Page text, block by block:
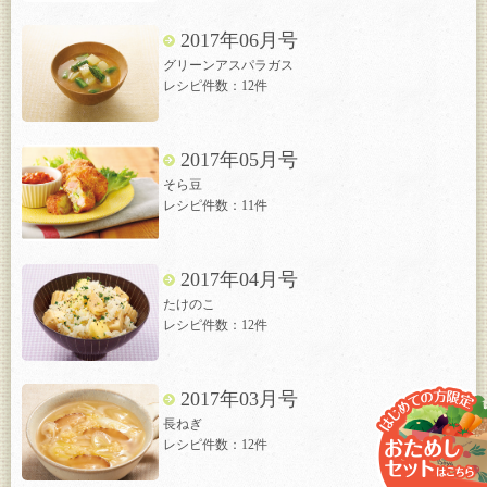
2017年06月号
グリーンアスパラガス
レシピ件数：12件
2017年05月号
そら豆
レシピ件数：11件
2017年04月号
たけのこ
レシピ件数：12件
2017年03月号
長ねぎ
レシピ件数：12件